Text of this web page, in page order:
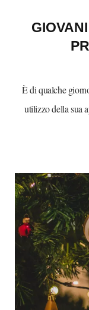
È di qualche
utilizzo della sua